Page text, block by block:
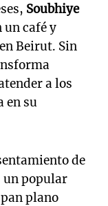
Soubhiye
un café y
Beirut. Sin
a los
en su
de
un popular
plano